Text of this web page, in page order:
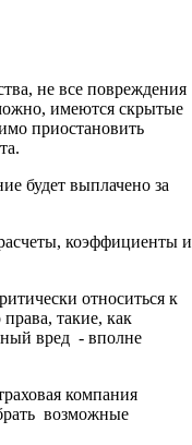
не все повреждения
имеются скрытые
приостановить
будет выплачено за
коэффициенты и
относиться к
такие, как
вред - вполне
компания
возможные